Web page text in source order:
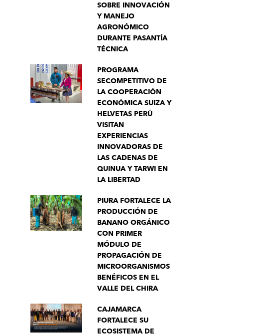
SOBRE INNOVACIÓN
Y MANEJO
AGRONÓMICO
DURANTE PASANTÍA
TÉCNICA
PROGRAMA
SECOMPETITIVO DE
LA COOPERACIÓN
ECONÓMICA SUIZA Y
HELVETAS PERÚ
VISITAN
EXPERIENCIAS
INNOVADORAS DE
LAS CADENAS DE
QUINUA Y TARWI EN
LA LIBERTAD
PIURA FORTALECE LA
PRODUCCIÓN DE
BANANO ORGÁNICO
CON PRIMER
MÓDULO DE
PROPAGACIÓN DE
MICROORGANISMOS
BENÉFICOS EN EL
VALLE DEL CHIRA
CAJAMARCA
FORTALECE SU
ECOSISTEMA DE